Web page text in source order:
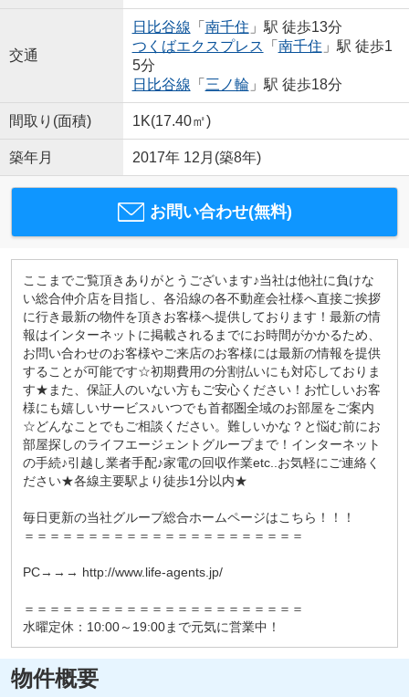
交通
日比谷線 「 南千住 」駅 徒歩13分
つくばエクスプレス 「 南千住 」駅 徒歩1
5分
日比谷線 「 三ノ輪」駅 徒歩18分
間取り(面積) 1K(17.40㎡)
築年月 2017年 12月(築8年)
お問い合わせ(無料)
ここまでご覧頂きありがとうございます♪当社は他社に負けな
い総合仲介店を目指し、各沿線の各不動産会社様へ直接ご挨拶
に行き最新の物件を頂きお客様へ提供しております！最新の情
報はインターネットに掲載されるまでにお時間がかかるため、
お問い合わせのお客様やご来店のお客様には最新の情報を提供
することが可能です☆初期費用の分割払いにも対応しておりま
す★また、保証人のいない方もご安心ください！お忙しいお客
様にも嬉しいサービス♪いつでも首都圏全域のお部屋をご案内
☆どんなことでもご相談ください。難しいかな？と悩む前にお
部屋探しのライフエージェントグループまで！インターネット
の手続♪引越し業者手配♪家電の回収作業etc..お気軽にご連絡く
ださい★各線主要駅より徒歩1分以内★
毎日更新の当社グループ総合ホームページはこちら！！！
＝＝＝＝＝＝＝＝＝＝＝＝＝＝＝＝＝＝＝＝＝＝
PC→→→ http://www.life-agents.jp/
＝＝＝＝＝＝＝＝＝＝＝＝＝＝＝＝＝＝＝＝＝＝
水曜定休：10:00～19:00まで元気に営業中！
物件概要